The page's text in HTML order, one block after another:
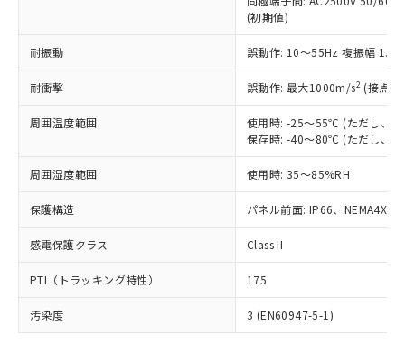
(初期値)
耐振動 誤動作: 10～55Hz 複振幅
耐衝撃 誤動作: 最大1000m/s2 (接点
周囲温度範囲
使用時: -25～55℃ (ただし、氷
保存時: -40～80℃ (ただし、氷
周囲湿度範囲 使用時: 35～85%RH
保護構造 パネル前面: IP66、NEMA4X,
感電保護クラス Class II
PTI（トラッキング特性） 175
汚染度 3 (EN60947-5-1)
正式な納期状況および標準価格はお客
様のお取引先、またはお客様担当のオ
ムロン制御機器販売店・当社販売員に
オムロン制御機器販売店や当社販売拠
販売ネットワーク
」をご確認
事前の承諾なく第三者に漏洩または開
示しないようお願いします。
マイパーツ機能（部品リスト作成サー
ビス）をご利用いただくには、I-Web
メンバーズにご登録されている必要が
あります。
お客様が当ウェブサイト上で当社にご
登録された部品リストについて、当社
および当社の共同利用者が、当社の製
(PBDE) 1000ppm以下、フタル酸ビス(2-エチルヘキシ
ル) (DEHP)(別名：DOP) 1000ppm以下、フタル酸ブチ
（DBP） 1000ppm以下、フタル酸ジイソブチル
但し、RoHS指令で産業用監視および制御機器に対する
フタル酸エステル類の４物質については閾値を超える意
図的な使用がないことを確認しています。
※2 対応予定月
部品在庫の切り替え状況などにより、予定
月が前後することがあります。
※3 非含有証明書ダウンロード
ニル類) : 1000ppm、 PBDEs(ポリ臭化ジフェニルエーテ
イソブチル) : 1000ppm、 BBP(フタル酸ブチルベンジ
DEHP(フタル酸ビス(2-エチルヘキシル)) : 1000ppm
「ｅ」：有害物質（10物質）のすべてが基
準値以下であることを示します。
「10」：通常の使用状況下において有害物
質が外部に漏えいし、環境に深刻な影響を
及ぼさない年数を意味します。
い合わせください。
当社は規制貨物を破棄する場合は、完
全に破砕するなど、違法に輸出されな
いよう必要な手段を講じます。
当社は貴社製品を、核兵器、ミサイ
ル、化学兵器、生物兵器またはその他
武器並びにこれらの製造装置等に一切
当社は、貴社製品を第三者に販売する
場合は、上記1、2および3の内容を当
該第三者に通知します。また当社は、
販売先および販売に係わる関係者が違
り引きをいたしません。
一定数以上の在庫あり
一定数には満たないが在庫あり
在庫なし(最新の在庫状況につ
いては、お客様のお取引先、ま
たはお客様担当のオムロン制御
機器販売店・当社販売員にご確
白
受注生産機種、また在庫状況の
情報を公開していない機種